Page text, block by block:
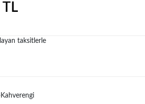
taksitlerle